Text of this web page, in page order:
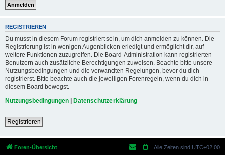
REGISTRIEREN
Du musst in diesem Forum registriert sein, um dich anmelden zu können. Die
Registrierung ist in wenigen Augenblicken erledigt und ermöglicht dir, auf
weitere Funktionen zuzugreifen. Die Board-Administration kann registrierten
Benutzern auch zusätzliche Berechtigungen zuweisen. Beachte bitte unsere
Nutzungsbedingungen und die verwandten Regelungen, bevor du dich
registrierst. Bitte beachte auch die jeweiligen Forenregeln, wenn du dich in
diesem Board bewegst.
Nutzungsbedingungen | Datenschutzerklärung
Registrieren
Foren-Übersicht Alle Zeiten sind UTC+02:00